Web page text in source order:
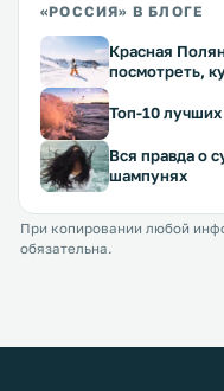
«РОССИЯ» В БЛОГЕ
Красная
посмотреть,
Топ-10
Вся правда о
шампунях
При копировании любой
обязательна.